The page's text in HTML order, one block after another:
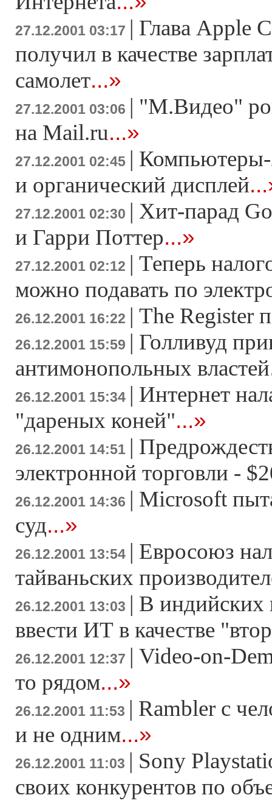
27.12.2001 03:17 | Глава Apple
получил в качестве
самолет...»
27.12.2001 03:06 | "М.Видео"
на Mail.ru...»
27.12.2001 02:45 |
и органический дисплей
27.12.2001 02:30 | Хит-парад
и Гарри Поттер...»
27.12.2001 02:12 | Теперь
можно подавать по
26.12.2001 16:22 | The Register
26.12.2001 15:59 | Голливуд
антимонопольных властей
26.12.2001 15:34 | Интернет
"дареных коней"...»
26.12.2001 14:51 |
электронной торговли -
26.12.2001 14:36 | Microsoft
суд...»
26.12.2001 13:54 | Евросоюз
тайваньских
26.12.2001 13:03 | В индийских
ввести ИТ в качестве
26.12.2001 12:37 | Video-on-
то рядом...»
26.12.2001 11:53 | Rambler с
и не одним...»
26.12.2001 11:03 | Sony
своих конкурентов по